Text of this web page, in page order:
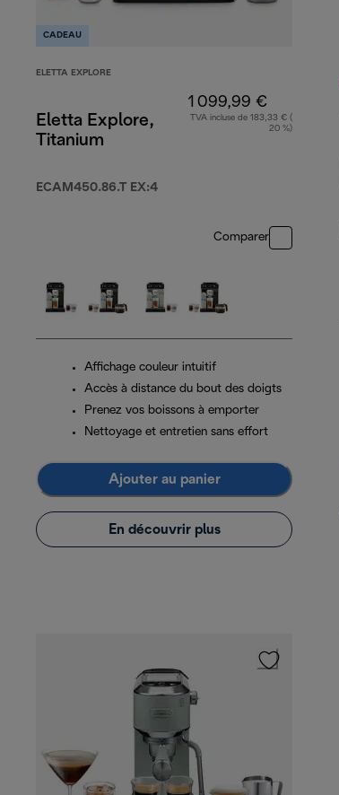
CADEAU
ELETTA EXPLORE
Eletta Explore,
Titanium
ECAM450.86.T EX:4
1 099,99 €
TVA incluse de 183,33 € (
20 %)
Comparer
Affichage couleur intuitif
Accès à distance du bout des doigts
Prenez vos boissons à emporter
Nettoyage et entretien sans effort
Ajouter au panier
En découvrir plus